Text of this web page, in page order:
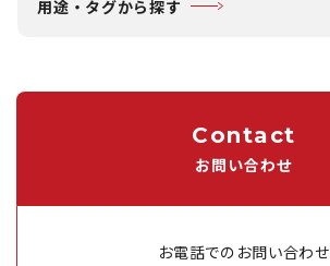
用途・タグから探す
Contact
お問い合わせ
お電話でのお問い合わせ